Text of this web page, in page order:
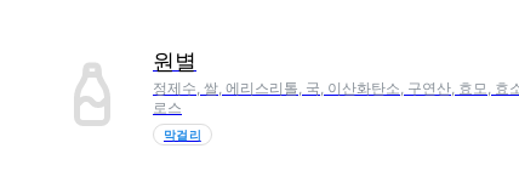
원별
정제수, 쌀, 에리스리톨, 국, 이산화탄소, 구연산, 효모,
로스
막걸리